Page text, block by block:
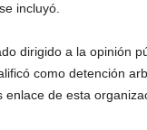
incluyó.
dirigido a la opinión
como detención
enlace de esta